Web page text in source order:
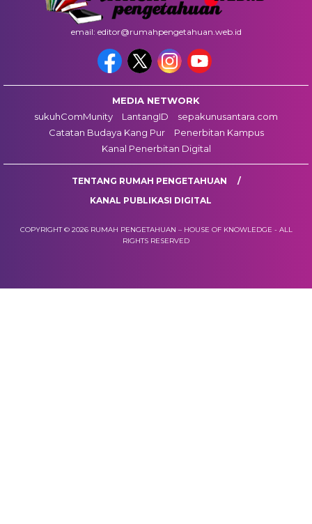
email: editor@rumahpengetahuan.web.id
MEDIA NETWORK
sukuhComMunity
LantangID
sepakunusantara.com
Catatan Budaya Kang Pur
Penerbitan Kampus
Kanal Penerbitan Digital
TENTANG RUMAH PENGETAHUAN
KANAL PUBLIKASI DIGITAL
COPYRIGHT © 2026 RUMAH PENGETAHUAN – HOUSE OF KNOWLEDGE - ALL
RIGHTS RESERVED